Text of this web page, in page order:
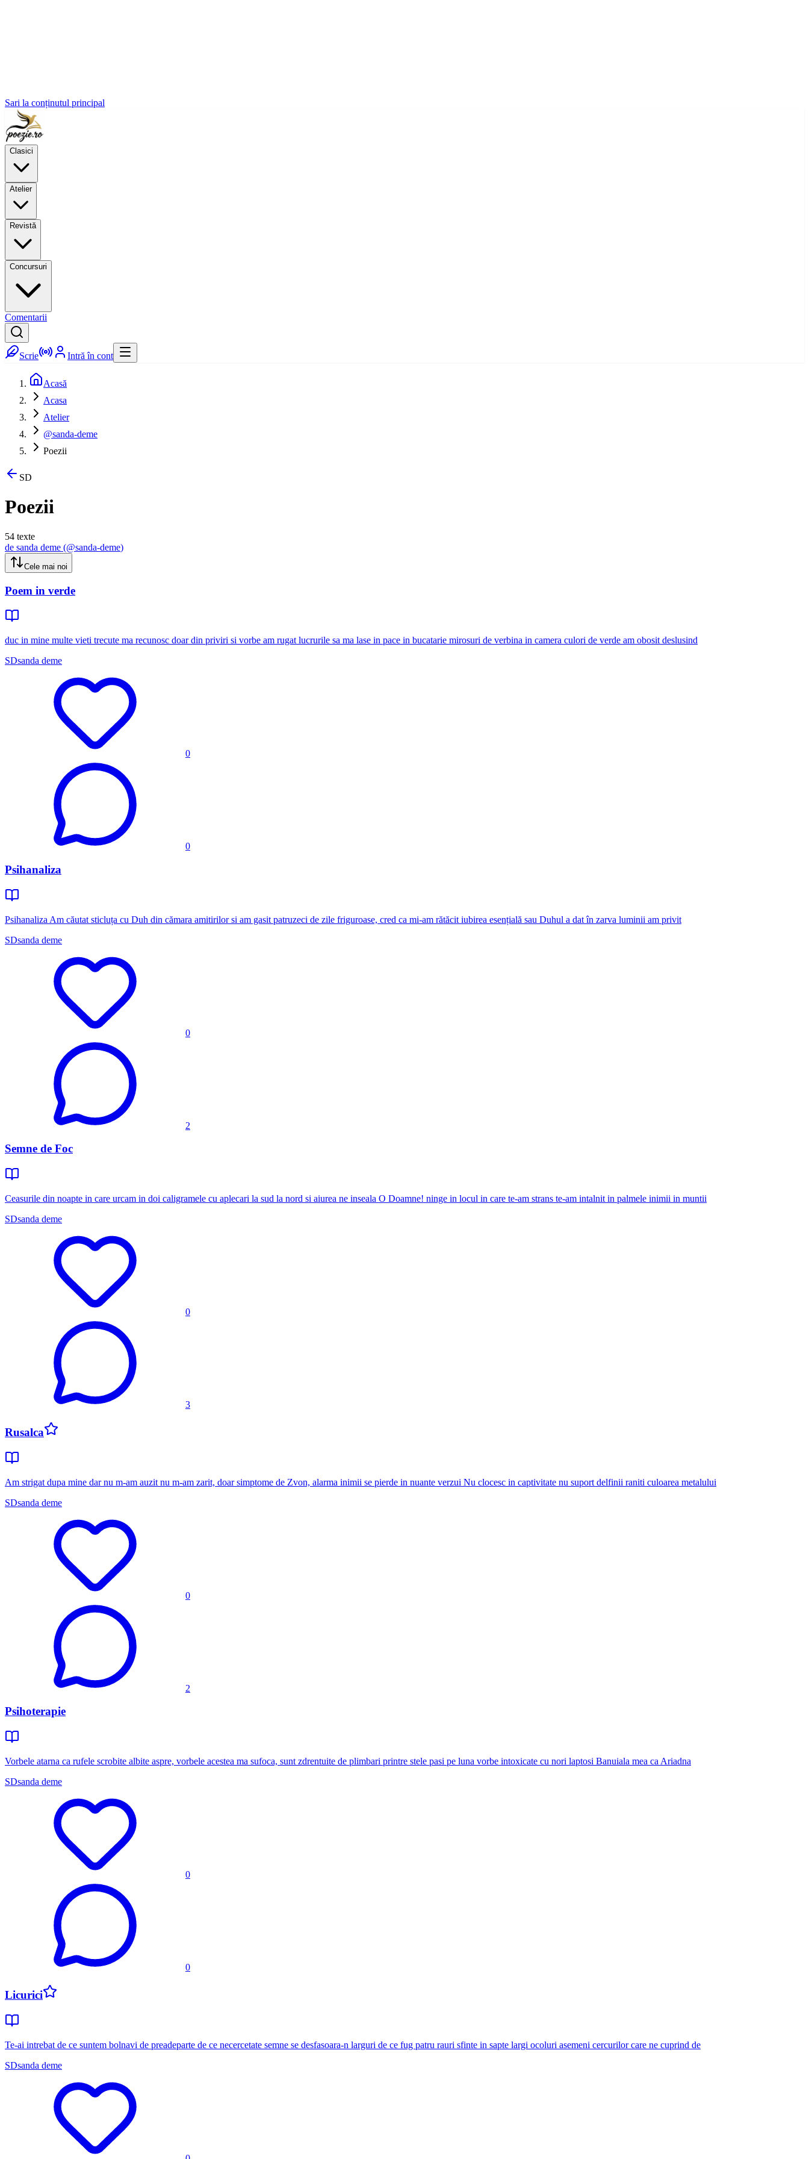
Sari la conținutul principal
Clasici
Atelier
Revistă
Concursuri
Comentarii
Scrie Intră în cont
Acasă
Acasa
Atelier
@sanda-deme
Poezii
SD
Poezii
54 texte
de sanda deme (@sanda-deme)
Cele mai noi
Poem in verde
duc in mine multe vieti trecute ma recunosc doar din priviri si vorbe am rugat lucrurile sa ma lase in pace in bucatarie mirosuri de verbina in camera culori de verde am obosit deslusind
SDsanda deme
0
0
Psihanaliza
Psihanaliza Am căutat sticluța cu Duh din cămara amitirilor si am gasit patruzeci de zile friguroase, cred ca mi-am rătăcit iubirea esențială sau Duhul a dat în zarva luminii am privit
SDsanda deme
0
2
Semne de Foc
Ceasurile din noapte in care urcam in doi caligramele cu aplecari la sud la nord si aiurea ne inseala O Doamne! ninge in locul in care te-am strans te-am intalnit in palmele inimii in muntii
SDsanda deme
0
3
Rusalca
Am strigat dupa mine dar nu m-am auzit nu m-am zarit, doar simptome de Zvon, alarma inimii se pierde in nuante verzui Nu clocesc in captivitate nu suport delfinii raniti culoarea metalului
SDsanda deme
0
2
Psihoterapie
Vorbele atarna ca rufele scrobite albite aspre, vorbele acestea ma sufoca, sunt zdrentuite de plimbari printre stele pasi pe luna vorbe intoxicate cu nori laptosi Banuiala mea ca Ariadna
SDsanda deme
0
0
Licurici
Te-ai intrebat de ce suntem bolnavi de preadeparte de ce necercetate semne se desfasoara-n larguri de ce fug patru rauri sfinte in sapte largi ocoluri asemeni cercurilor care ne cuprind de
SDsanda deme